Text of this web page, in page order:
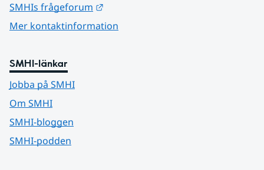
SMHIs frågeforum
Mer kontaktinformation
SMHI-länkar
Jobba på SMHI
Om SMHI
SMHI-bloggen
SMHI-podden